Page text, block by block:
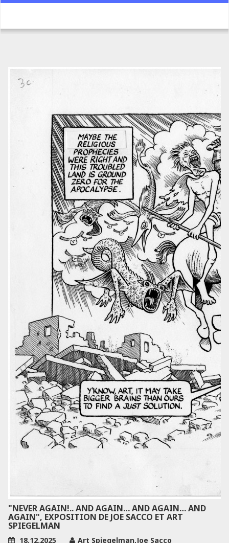
"NEVER AGAIN!.. AND AGAIN… AND AGAIN… AND
AGAIN", EXPOSITION DE JOE SACCO ET ART
SPIEGELMAN
18.12.2025
Art Spiegelman,Joe Sacco